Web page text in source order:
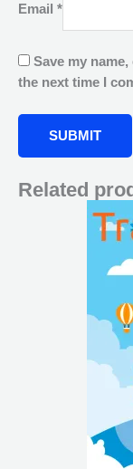
Email *
Save my
the next time I
Related